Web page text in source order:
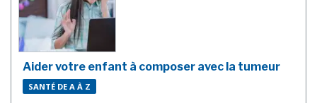
Aider votre enfant à composer avec la tumeur
SANTÉ DE A À Z